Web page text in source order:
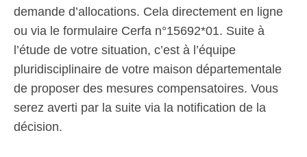
demande d’allocations. Cela directement en ligne
ou via le formulaire Cerfa n°15692*01. Suite à
l’étude de votre situation, c’est à l’équipe
pluridisciplinaire de votre maison départementale
de proposer des mesures compensatoires. Vous
serez averti par la suite via la notification de la
décision.